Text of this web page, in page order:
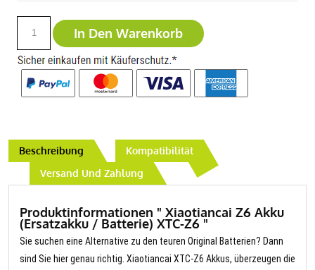
In Den Warenkorb
Beschreibung
Kompatibilität
Versand Und Zahlung
Produktinformationen " Xiaotiancai Z6 Akku
(Ersatzakku / Batterie) XTC-Z6 "
Sie suchen eine Alternative zu den teuren Original Batterien? Dann
sind Sie hier genau richtig. Xiaotiancai XTC-Z6 Akkus, überzeugen die